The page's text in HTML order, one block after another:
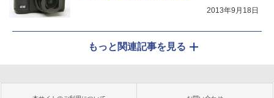
2013年9月18日
もっと関連記事を見る